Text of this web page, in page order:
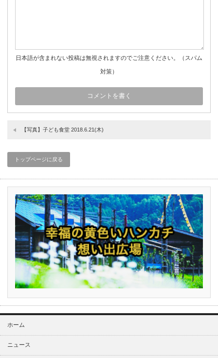
日本語が含まれない投稿は無視されますのでご注意ください。（スパム
対策）
【写真】子ども食堂 2018.6.21(木)
トップページに戻る
ホーム
ニュース